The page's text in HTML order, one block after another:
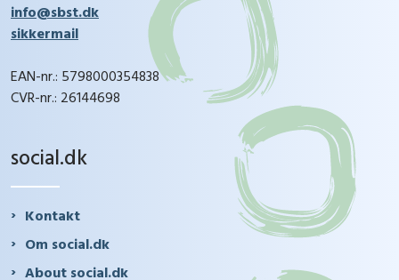
info@sbst.dk
sikkermail
EAN-nr.: 5798000354838
CVR-nr.: 26144698
social.dk
Kontakt
Om social.dk
About social.dk